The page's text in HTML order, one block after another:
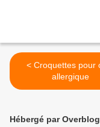
< Croquettes pour chat
allergique
Hébergé par Overblog